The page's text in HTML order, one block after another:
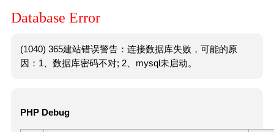
Database Error
(1040) 365建站错误警告：连接数据库失败，可能的原
因：1、数据库密码不对; 2、mysql未启动。
PHP Debug